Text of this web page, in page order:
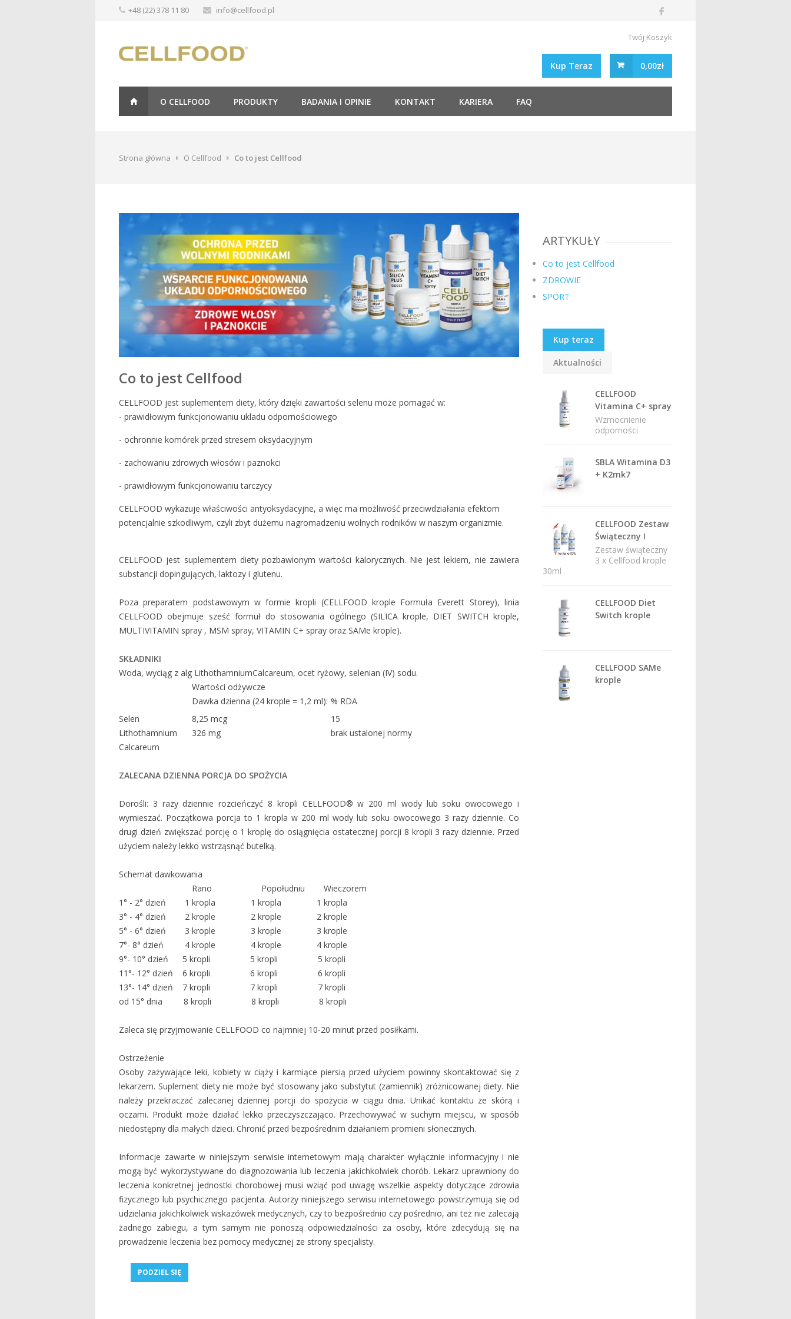
+48 (22) 378 11 80 info@cellfood.pl
Twój Koszyk
0,00zł
Kup Teraz
O CELLFOOD PRODUKTY BADANIA I OPINIE KONTAKT KARIERA FAQ
Strona główna O Cellfood Co to jest Cellfood
Co to jest Cellfood
CELLFOOD jest suplementem diety, który dzięki zawartości selenu może pomagać w:
- prawidłowym funkcjonowaniu ukladu odpornościowego
- ochronnie komórek przed stresem oksydacyjnym
- zachowaniu zdrowych włosów i paznokci
- prawidłowym funkcjonowaniu tarczycy
CELLFOOD wykazuje właściwości antyoksydacyjne, a więc ma możliwość przeciwdziałania efektom
potencjalnie szkodliwym, czyli zbyt dużemu nagromadzeniu wolnych rodników w naszym organizmie.
CELLFOOD jest suplementem diety pozbawionym wartości kalorycznych. Nie jest lekiem, nie zawiera
substancji dopingujących, laktozy i glutenu.
Poza preparatem podstawowym w formie kropli (CELLFOOD krople Formuła Everett Storey), linia
CELLFOOD obejmuje sześć formuł do stosowania ogólnego (SILICA krople, DIET SWITCH krople,
MULTIVITAMIN spray , MSM spray, VITAMIN C+ spray oraz SAMe krople).
SKŁADNIKI
Woda, wyciąg z alg LithothamniumCalcareum, ocet ryżowy, selenian (IV) sodu.
Wartości odżywcze
Dawka dzienna (24 krople = 1,2 ml): % RDA
Selen
8,25 mcg
15
Lithothamnium
Calcareum
326 mg brak ustalonej normy
ZALECANA DZIENNA PORCJA DO SPOŻYCIA
Dorośli: 3 razy dziennie rozcieńczyć 8 kropli CELLFOOD® w 200 ml wody lub soku owocowego i
wymieszać. Początkowa porcja to 1 kropla w 200 ml wody lub soku owocowego 3 razy dziennie. Co
drugi dzień zwiększać porcję o 1 kroplę do osiągnięcia ostatecznej porcji 8 kropli 3 razy dziennie. Przed
użyciem należy lekko wstrząsnąć butelką.
Schemat dawkowania
Rano Popołudniu Wieczorem
1° - 2° dzień 1 kropla 1 kropla 1 kropla
3° - 4° dzień 2 krople 2 krople 2 krople
5° - 6° dzień 3 krople 3 krople 3 krople
7°- 8° dzień 4 krople 4 krople 4 krople
9°- 10° dzień 5 kropli 5 kropli 5 kropli
11°- 12° dzień 6 kropli 6 kropli 6 kropli
13°- 14° dzień 7 kropli 7 kropli 7 kropli
od 15° dnia 8 kropli 8 kropli 8 kropli
Zaleca się przyjmowanie CELLFOOD co najmniej 10-20 minut przed posiłkami.
Ostrzeżenie
Osoby zażywające leki, kobiety w ciąży i karmiące piersią przed użyciem powinny skontaktować się z
lekarzem. Suplement diety nie może być stosowany jako substytut (zamiennik) zróżnicowanej diety. Nie
należy przekraczać zalecanej dziennej porcji do spożycia w ciągu dnia. Unikać kontaktu ze skórą i
oczami. Produkt może działać lekko przeczyszczająco. Przechowywać w suchym miejscu, w sposób
niedostępny dla małych dzieci. Chronić przed bezpośrednim działaniem promieni słonecznych.
Informacje zawarte w niniejszym serwisie internetowym mają charakter wyłącznie informacyjny i nie
mogą być wykorzystywane do diagnozowania lub leczenia jakichkolwiek chorób. Lekarz uprawniony do
leczenia konkretnej jednostki chorobowej musi wziąć pod uwagę wszelkie aspekty dotyczące zdrowia
fizycznego lub psychicznego pacjenta. Autorzy niniejszego serwisu internetowego powstrzymują się od
udzielania jakichkolwiek wskazówek medycznych, czy to bezpośrednio czy pośrednio, ani też nie zalecają
żadnego zabiegu, a tym samym nie ponoszą odpowiedzialności za osoby, które zdecydują się na
prowadzenie leczenia bez pomocy medycznej ze strony specjalisty.
PODZIEL SIĘ
ARTYKUŁY
Co to jest Cellfood
ZDROWIE
SPORT
Kup teraz
Aktualności
CELLFOOD
Vitamina C+ spray
Wzmocnienie
odporności
SBLA Witamina D3
+ K2mk7
CELLFOOD Zestaw
Świąteczny I
Zestaw świąteczny
3 x Cellfood krople
30ml
CELLFOOD Diet
Switch krople
CELLFOOD SAMe
krople